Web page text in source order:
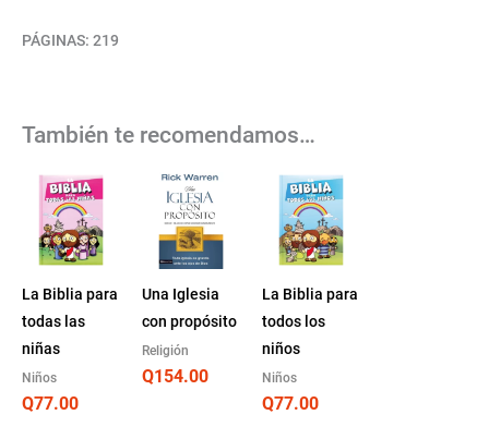
PÁGINAS: 219
También te recomendamos…
La Biblia para
todas las
niñas
Niños
Q77.00
Una Iglesia
con propósito
Religión
Q154.00
La Biblia para
todos los
niños
Niños
Q77.00